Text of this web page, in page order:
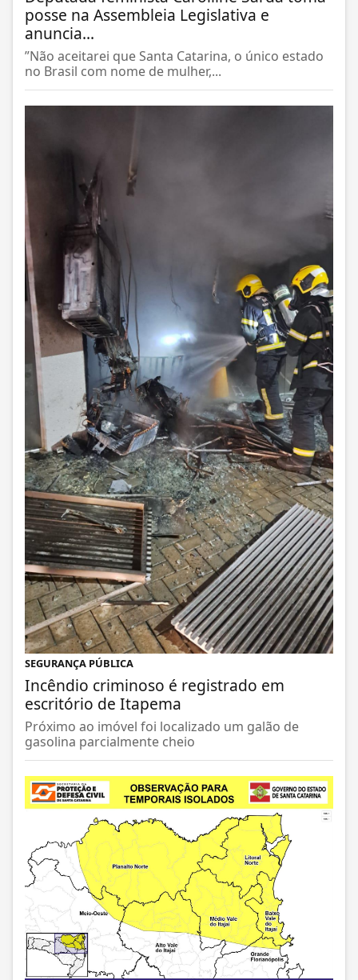
posse na Assembleia Legislativa e
anuncia...
”Não aceitarei que Santa Catarina, o único estado
no Brasil com nome de mulher,...
SEGURANÇA PÚBLICA
Incêndio criminoso é registrado em
escritório de Itapema
Próximo ao imóvel foi localizado um galão de
gasolina parcialmente cheio